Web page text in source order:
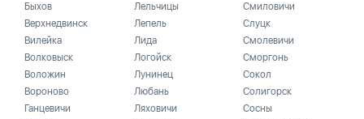
Быхов
Верхнедвинск
Вилейка
Волковыск
Воложин
Вороново
Ганцевичи
Лельчицы
Лепель
Лида
Логойск
Лунинец
Любань
Ляховичи
Смиловичи
Слуцк
Смолевичи
Сморгонь
Сокол
Солигорск
Сосны